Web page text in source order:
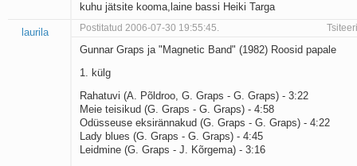
kuhu jätsite kooma,laine bassi Heiki Targa
laurila Postitatud 2006-07-30 19:55:45. Tsiteeri
Gunnar Graps ja "Magnetic Band" (1982) Roosid papale
1. külg
Rahatuvi (A. Põldroo, G. Graps - G. Graps) - 3:22
Meie teisikud (G. Graps - G. Graps) - 4:58
Odüsseuse eksirännakud (G. Graps - G. Graps) - 4:22
Lady blues (G. Graps - G. Graps) - 4:45
Leidmine (G. Graps - J. Kõrgema) - 3:16